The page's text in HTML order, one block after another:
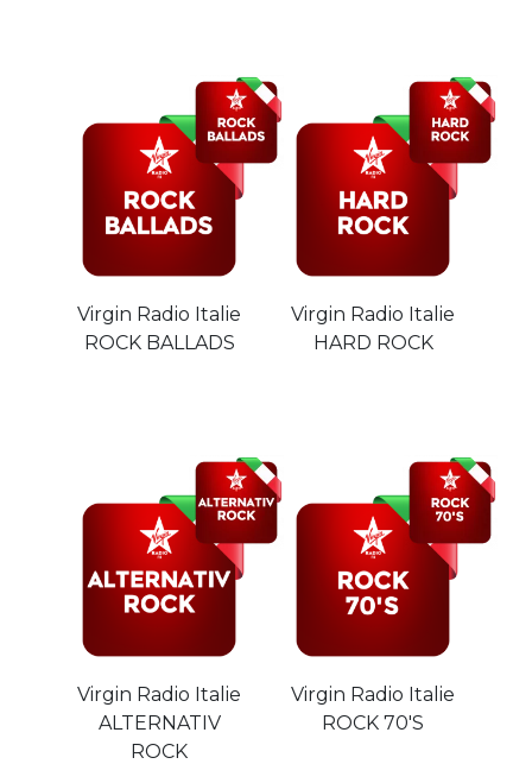
Virgin Radio Italie
ROCK BALLADS
Virgin Radio Italie
HARD ROCK
Virgin Radio Italie
ALTERNATIV
ROCK
Virgin Radio Italie
ROCK 70'S